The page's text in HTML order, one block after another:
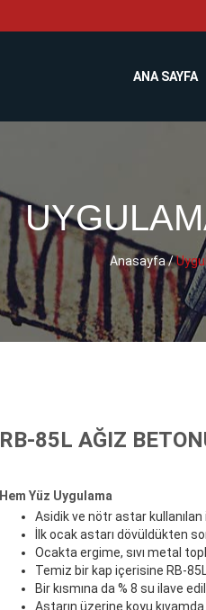
ANA SAYFA
Anasayfa/
RB-85L AĞIZ
Hem Yüz Uygulama
Asidik ve nötr astar kullanılan
İlk ocak astarı dövüldükten
Ocakta ergime, sıvı metal
Temiz bir kap içerisine RB-
Bir kısmına da % 8 su ilave
Astarın üzerine koyu